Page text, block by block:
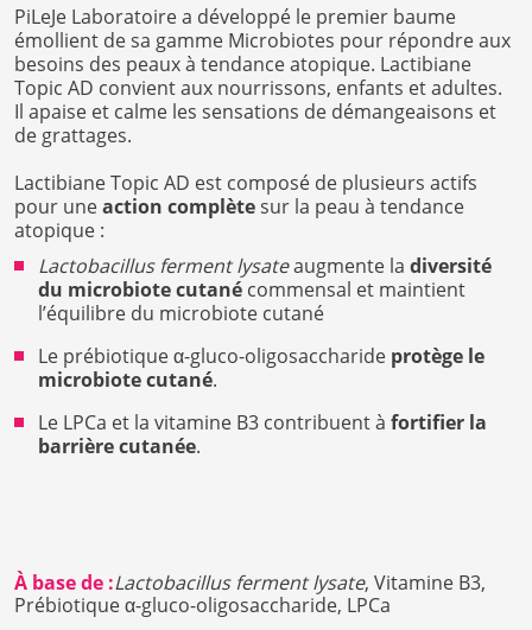
PiLeJe Laboratoire a développé le premier baume
émollient de sa gamme Microbiotes pour répondre aux
besoins des peaux à tendance atopique. Lactibiane
Topic AD convient aux nourrissons, enfants et adultes.
Il apaise et calme les sensations de démangeaisons et
de grattages.
Lactibiane Topic AD est composé de plusieurs actifs
pour uneaction complètesur la peau à tendance
atopique :
Lactobacillus ferment lysateaugmente la diversité
du microbiote cutané commensal et maintient
l’équilibre du microbiote cutané
Le prébiotique α-gluco-oligosaccharide protège le
microbiote cutané.
Le LPCa et la vitamine B3 contribuent à fortifier la
barrière cutanée.
À base de :Lactobacillus ferment lysate, Vitamine B3,
Prébiotique α-gluco-oligosaccharide, LPCa